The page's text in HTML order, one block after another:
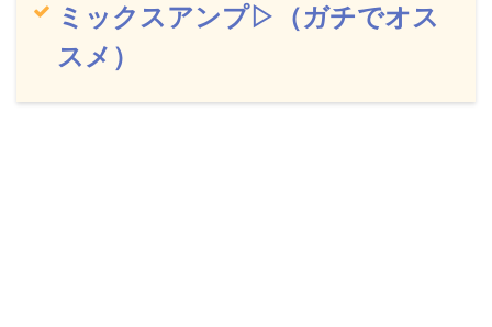
ミックスアンプ▷（ガチでオス
スメ）